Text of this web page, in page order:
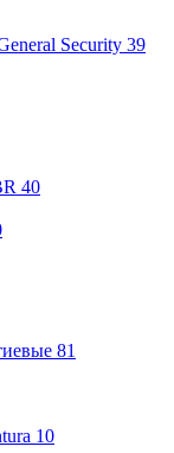
Security 39
40
81
10